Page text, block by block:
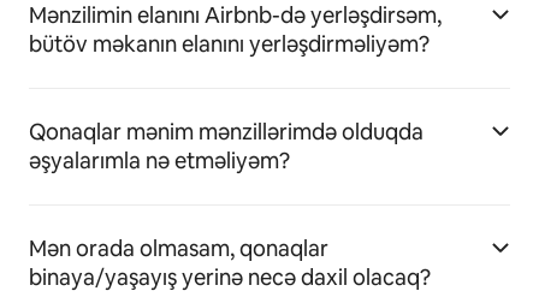
Mənzilimin elanını Airbnb-də yerləşdirsəm,
bütöv məkanın elanını yerləşdirməliyəm?
Qonaqlar mənim mənzillərimdə olduqda
əşyalarımla nə etməliyəm?
Mən orada olmasam, qonaqlar
binaya/yaşayış yerinə necə daxil olacaq?